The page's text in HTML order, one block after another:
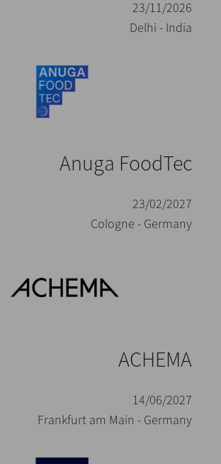
23/11/2026
Delhi - India
Anuga FoodTec
23/02/2027
Cologne - Germany
ACHEMA
14/06/2027
Frankfurt am Main - Germany